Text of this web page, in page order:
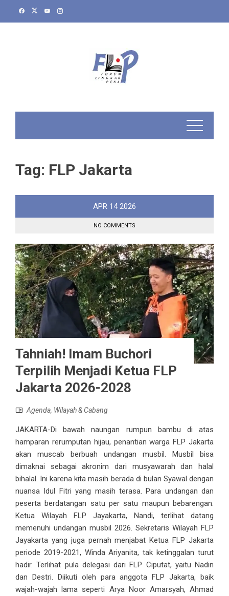
Tag: FLP Jakarta
APR 14 2026
NO COMMENTS
Tahniah! Imam Buchori
Terpilih Menjadi Ketua FLP
Jakarta 2026-2028
Agenda, Wilayah & Cabang
JAKARTA-Di bawah naungan rumpun bambu di atas
hamparan rerumputan hijau, penantian warga FLP Jakarta
akan muscab berbuah undangan musbil. Musbil bisa
dimaknai sebagai akronim dari musyawarah dan halal
bihalal. Ini karena kita masih berada di bulan Syawal dengan
nuansa Idul Fitri yang masih terasa. Para undangan dan
peserta berdatangan satu per satu maupun bebarengan.
Ketua Wilayah FLP Jayakarta, Nandi, terlihat datang
memenuhi undangan musbil 2026. Sekretaris Wilayah FLP
Jayakarta yang juga pernah menjabat Ketua FLP Jakarta
periode 2019-2021, Winda Ariyanita, tak ketinggalan turut
hadir. Terlihat pula delegasi dari FLP Ciputat, yaitu Nadin
dan Destri. Diikuti oleh para anggota FLP Jakarta, baik
wajah-wajah lama seperti Arya Noor Amarsyah, Ahmad